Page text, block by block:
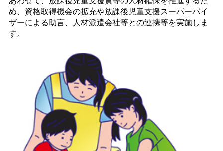
め、資格取得機会の拡充や放課後児童支援スーパーバイ
ザーによる助言、人材派遣会社等との連携等を実施しま
す。